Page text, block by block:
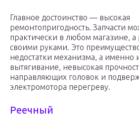
Главное достоинство — высокая
ремонтопригодность. Запчасти
практически в любом магазине,
своими руками. Это
недостатки механизма, а именно
вытягивание, невысокая
направляющих головок и
электромотора перегреву.
Реечный